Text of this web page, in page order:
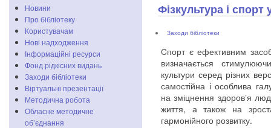
Новини
Про бібліотеку
Користувачам
Нові надходження
Інформаційні ресурси
Фонд рідкісних видань
Заходи бібліотеки
Віртуальні презентації
Методична робота
Обласне методичне
об’єднання
Фізкультура і
Заходи бібліотеки
Cпорт є ефективним
визначається
культури серед різних
самостійна і особлива
на зміцнення здоров’я
життя, а також на
гармонійного розвитку.